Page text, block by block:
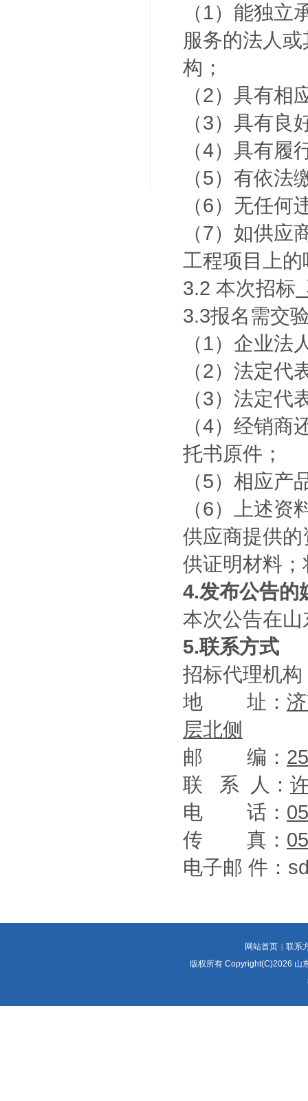
（1）能独
服务的法人
构；
（2）具有相
（3）具有
（4）具有
（5）有依
（6）无任何
（7）如供
工程项目上
3.2 本次招标
3.3报名需交
（1）企业法
（2）法定
（3）法定
（4）经销
托书原件；
（5）相应
（6）上述
供应商提供
供证明材料
4.发布公告的
本次公告在
5.联系方式
招标代理机构
地 址：
层北侧
邮 编：
联 系 人：
电 话：
传 真：
电子邮 件：
网站首页 | 联系
版权所有 Copyright(C)2026 山